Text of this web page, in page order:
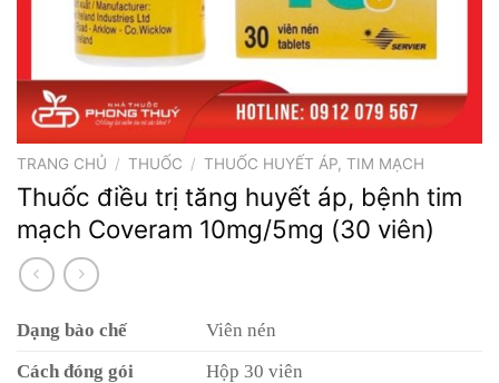
TRANG CHỦ / THUỐC / THUỐC HUYẾT ÁP, TIM MẠCH
Thuốc điều trị tăng huyết áp, bệnh tim
mạch Coveram 10mg/5mg (30 viên)
Dạng bào chế
Viên nén
Cách đóng gói
Hộp 30 viên